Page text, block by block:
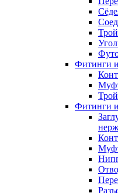
Фитинги
Фитинги